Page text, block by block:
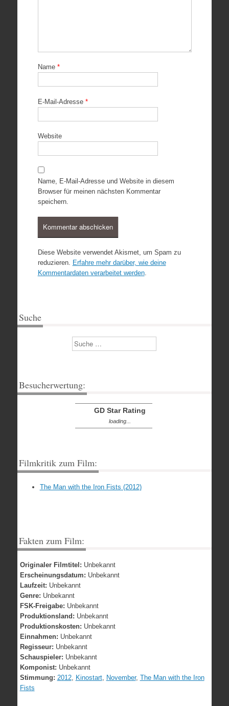
Name *
E-Mail-Adresse *
Website
Name, E-Mail-Adresse und Website in diesem
Browser für meinen nächsten Kommentar
speichern.
Diese Website verwendet Akismet, um Spam zu
reduzieren. Erfahre mehr darüber, wie deine
Kommentardaten verarbeitet werden.
Suche
Suchen
Besucherwertung:
GD Star Rating
loading...
Filmkritik zum Film:
The Man with the Iron Fists (2012)
Fakten zum Film:
Originaler Filmtitel: Unbekannt
Erscheinungsdatum: Unbekannt
Laufzeit: Unbekannt
Genre: Unbekannt
FSK-Freigabe: Unbekannt
Produktionsland: Unbekannt
Produktionskosten: Unbekannt
Einnahmen: Unbekannt
Regisseur: Unbekannt
Schauspieler: Unbekannt
Komponist: Unbekannt
Stimmung: 2012, Kinostart, November, The Man with the Iron
Fists